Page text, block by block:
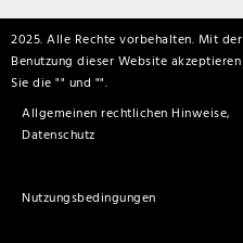
2025. Alle Rechte vorbehalten. Mit der
Benutzung dieser Website akzeptieren
Sie die "
Allgemeinen rechtlichen Hinweise,
Datenschutz
" und "
Nutzungsbedingungen
".